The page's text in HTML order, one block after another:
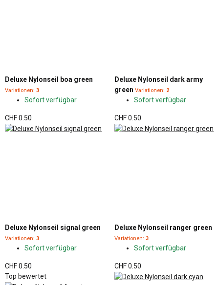
Deluxe Nylonseil boa green
Variationen: 3
Sofort verfügbar
CHF 0.50
Deluxe Nylonseil dark army
green Variationen: 2
Sofort verfügbar
CHF 0.50
Deluxe Nylonseil signal green
Variationen: 3
Sofort verfügbar
CHF 0.50
Deluxe Nylonseil ranger green
Variationen: 3
Sofort verfügbar
CHF 0.50
Top bewertet